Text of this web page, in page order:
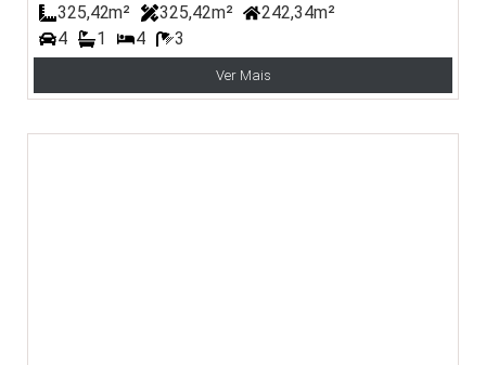
325,42m² 325,42m²
242,34m²
4
1 4 3
Ver Mais